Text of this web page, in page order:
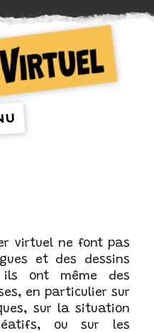
virtuel ne font pas
et des dessins
ils ont même des
en particulier sur
sur la situation
ou sur les